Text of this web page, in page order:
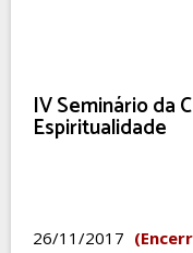
IV Seminário da
Espiritualidade
26/11/2017